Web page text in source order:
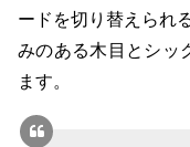
ードを切り替えられ
みのある木目とシッ
ます。